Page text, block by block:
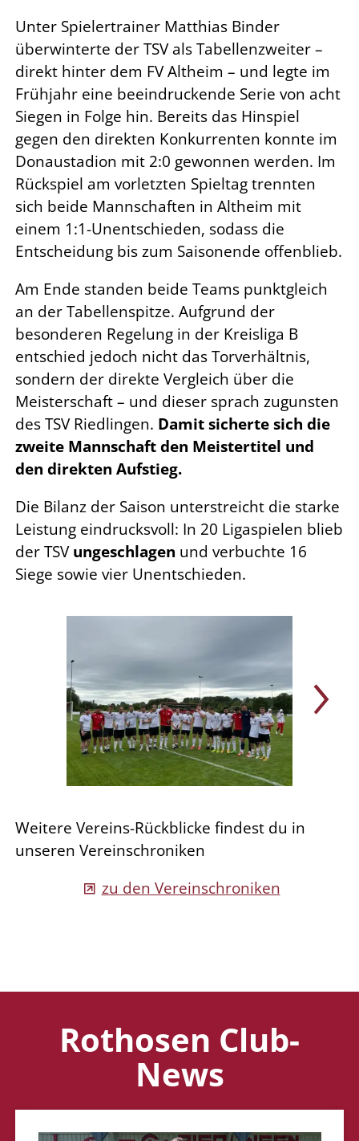
Unter Spielertrainer Matthias Binder
überwinterte der TSV als Tabellenzweiter –
direkt hinter dem FV Altheim – und legte im
Frühjahr eine beeindruckende Serie von acht
Siegen in Folge hin. Bereits das Hinspiel
gegen den direkten Konkurrenten konnte im
Donaustadion mit 2:0 gewonnen werden. Im
Rückspiel am vorletzten Spieltag trennten
sich beide Mannschaften in Altheim mit
einem 1:1-Unentschieden, sodass die
Entscheidung bis zum Saisonende offenblieb.
Am Ende standen beide Teams punktgleich
an der Tabellenspitze. Aufgrund der
besonderen Regelung in der Kreisliga B
entschied jedoch nicht das Torverhältnis,
sondern der direkte Vergleich über die
Meisterschaft – und dieser sprach zugunsten
des TSV Riedlingen. Damit sicherte sich die
zweite Mannschaft den Meistertitel und
den direkten Aufstieg.
Die Bilanz der Saison unterstreicht die starke
Leistung eindrucksvoll: In 20 Ligaspielen blieb
der TSVungeschlagen und verbuchte 16
Siege sowie vier Unentschieden.
Weitere Vereins-Rückblicke findest du in
unseren Vereinschroniken
zu den Vereinschroniken
Rothosen Club-
News